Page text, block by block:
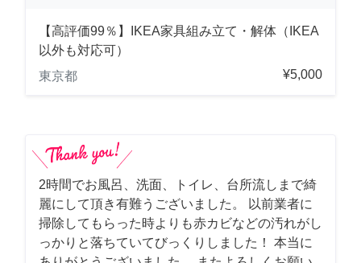
【高評価99％】IKEA家具組み立て・解体（IKEA
以外も対応可）
東京都
¥5,000
2時間でお風呂、洗面、トイレ、台所流しまで綺
麗にして頂き有難うございました。 以前業者に
掃除してもらった時よりも赤カビなどの汚れがし
っかりと落ちていてびっくりしました！ 本当に